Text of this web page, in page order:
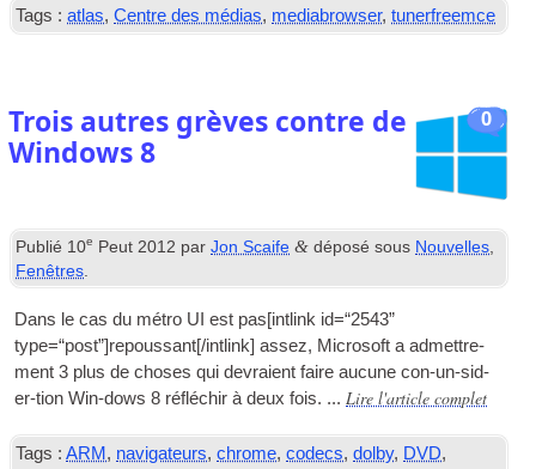
Tags : atlas,Centre des médias, mediabrowser,tunerfreemce
0
Trois autres grèves contre de
Windows 8
Publié 10e Peut 2012 parJon Scaife & déposé sous Nouvelles
Fenêtres
Dans le cas du métro UI est pas[int­link id=“2543”
type=“post”]repoussant[/intlink] assez, Microsoft a admettre-
ment 3 plus de choses qui devraient faire aucune con-un-sid-
er-tion Win-dows 8 réfléchir à deux fois. ...Lire l'article complet
Tags : ARM , navigateurs,chrome,codecs,dolby, DVD,